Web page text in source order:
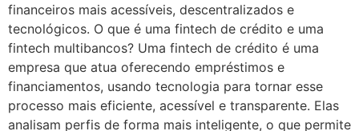
financeiros mais acessíveis, descentralizados e
tecnológicos. O que é uma fintech de crédito e uma
fintech multibancos? Uma fintech de crédito é uma
empresa que atua oferecendo empréstimos e
financiamentos, usando tecnologia para tornar esse
processo mais eficiente, acessível e transparente. Elas
analisam perfis de forma mais inteligente, o que permite